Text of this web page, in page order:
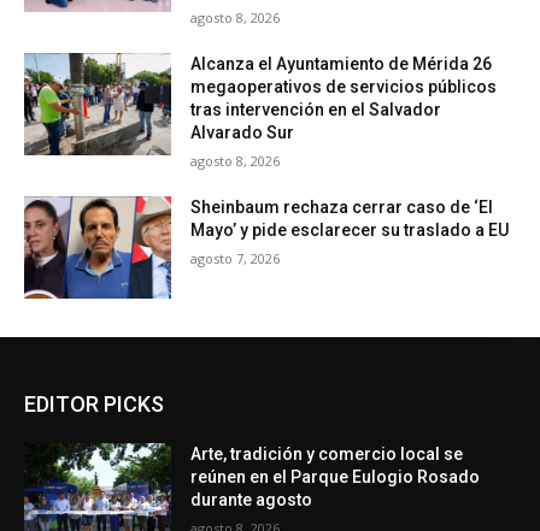
agosto 8, 2026
Alcanza el Ayuntamiento de Mérida 26
megaoperativos de servicios públicos
tras intervención en el Salvador
Alvarado Sur
agosto 8, 2026
Sheinbaum rechaza cerrar caso de ‘El
Mayo’ y pide esclarecer su traslado a EU
agosto 7, 2026
EDITOR PICKS
Arte, tradición y comercio local se
reúnen en el Parque Eulogio Rosado
durante agosto